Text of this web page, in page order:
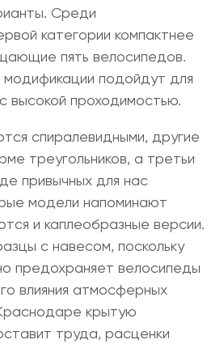
Среди
категории компактнее
пять велосипедов.
подойдут для
высокой проходимостью.
спиралевидными, другие
треугольников, а третьи
привычных для нас
модели напоминают
и каплеобразные версии.
с навесом, поскольку
предохраняет велосипеды
влияния атмосферных
крытую
труда, расценки